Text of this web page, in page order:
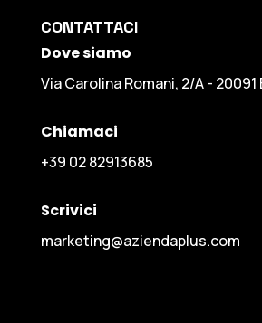
CONTATTACI
Dove siamo
Via Carolina Romani, 2/A -
Chiamaci
+39 02 82913685
Scrivici
marketing@aziendaplus.com